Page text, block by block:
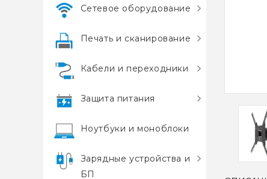
Сетевое оборудование
Печать и сканирование
Кабели и переходники
Защита питания
Ноутбуки и моноблоки
Зарядные устройства и
БП